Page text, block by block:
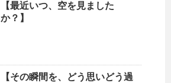
【最近いつ、空を見ました
か？】
【その瞬間を、どう思いどう過